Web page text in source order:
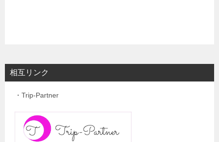
相互リンク
・Trip-Partner